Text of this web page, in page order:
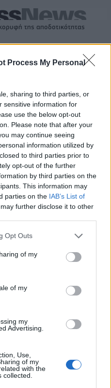
Process My Personal
sharing to third parties, or
sensitive information for
use the below opt-out
Please note that after your
may continue seeing
information utilized by
to third parties prior to
opt-out of the further
by third parties on the
This information may
parties on the IAB’s List of
further disclose it to other
Opt Outs
of my
of my
my
Advertising.
Use,
of my
with the
της αποδοτικότητας
Εθνική Κορασίδων: Νίκησε με
«προίκα» 2 δισ. ευρώ ανοίγει
Deloitte Ελλάδος:
Χρηματοοικονομικός
σύμβουλος της ΔΕΗ για την
είσοδο στην πολωνική αγορά
ενέργειας
Ατρόμητος και Novibet
συνεχίζουν μαζί: Ανανέωση της
στη διεθνή σειρά δεικτών